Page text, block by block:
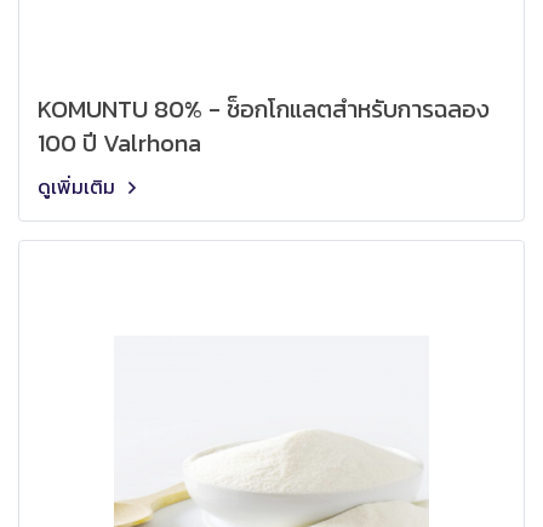
KOMUNTU 80% - ช็อกโกแลตสำหรับการฉลอง
100 ปี Valrhona
ดูเพิ่มเติม